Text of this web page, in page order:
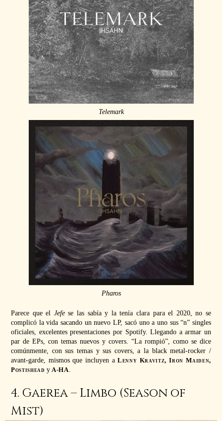
Telemark
Pharos
Parece que el Jefese las sabía y la tenía clara para el 2020, no se
complicó la vida sacando un nuevo LP, sacó uno a uno sus “n” singles
oficiales, excelentes presentaciones por Spotify. Llegando a armar un
par de EPs, con temas nuevos y covers. “La rompió”, como se dice
comúnmente, con sus temas y sus covers, a la black metal-rocker /
avant-garde, mismos que incluyen aLenny Kravitz, Iron Maiden,
Postisheady A-HA.
4. Gaerea – Limbo (Season of
Mist)